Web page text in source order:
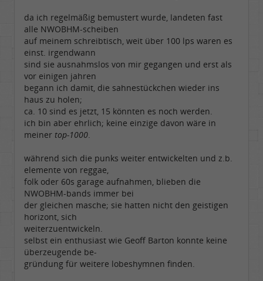
da ich regelmäßig bemustert wurde, landeten fast
alle NWOBHM-scheiben
auf meinem schreibtisch, weit über 100 lps waren es
einst. irgendwann
sind sie ausnahmslos von mir gegangen und erst als
vor einigen jahren
begann ich damit, die sahnestückchen wieder ins
haus zu holen;
ca. 10 sind es jetzt, 15 könnten es noch werden.
ich bin aber ehrlich; keine einzige davon wäre in
meiner top-1000.
während sich die punks weiter entwickelten und z.b.
elemente von reggae,
folk oder 60s garage aufnahmen, blieben die
NWOBHM-bands immer bei
der gleichen masche; sie hatten nicht den geistigen
horizont, sich
weiterzuentwickeln.
selbst ein enthusiast wie Geoff Barton konnte keine
überzeugende be-
gründung für weitere lobeshymnen finden.